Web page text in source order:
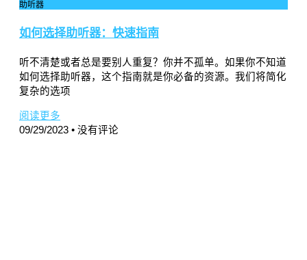
助听器
如何选择助听器：快速指南
听不清楚或者总是要别人重复？你并不孤单。如果你不知道
如何选择助听器，这个指南就是你必备的资源。我们将简化
复杂的选项
阅读更多
09/29/2023
没有评论